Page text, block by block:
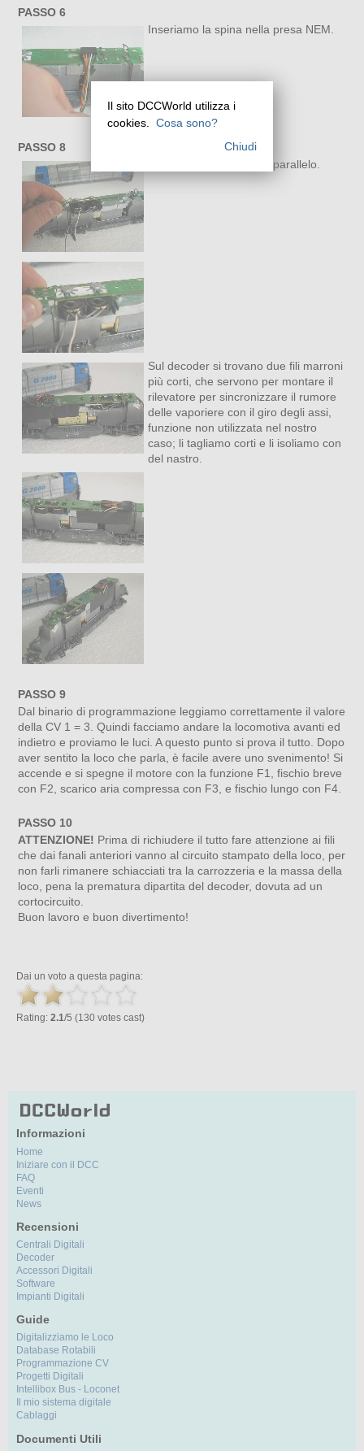
PASSO 6
Inseriamo la spina nella presa NEM.
PASSO 8
Colleghiamo le casse in parallelo.
Sul decoder si trovano due fili marroni
più corti, che servono per montare il
rilevatore per sincronizzare il rumore
delle vaporiere con il giro degli assi,
funzione non utilizzata nel nostro
caso; li tagliamo corti e li isoliamo con
del nastro.
PASSO 9
Dal binario di programmazione leggiamo correttamente il valore
della CV 1 = 3. Quindi facciamo andare la locomotiva avanti ed
indietro e proviamo le luci. A questo punto si prova il tutto. Dopo
aver sentito la loco che parla, è facile avere uno svenimento! Si
accende e si spegne il motore con la funzione F1, fischio breve
con F2, scarico aria compressa con F3, e fischio lungo con F4.
PASSO 10
ATTENZIONE! Prima di richiudere il tutto fare attenzione ai fili
che dai fanali anteriori vanno al circuito stampato della loco, per
non farli rimanere schiacciati tra la carrozzeria e la massa della
loco, pena la prematura dipartita del decoder, dovuta ad un
cortocircuito.
Buon lavoro e buon divertimento!
Dai un voto a questa pagina:
Rating: 2.1/5 (130 votes cast)
Informazioni
Home
Iniziare con il DCC
FAQ
Eventi
News
Recensioni
Centrali Digitali
Decoder
Accessori Digitali
Software
Impianti Digitali
Guide
Digitalizziamo le Loco
Database Rotabili
Programmazione CV
Progetti Digitali
Intellibox Bus - Loconet
Il mio sistema digitale
Cablaggi
Documenti Utili
Il sito DCCWorld utilizza i
cookies.
Cosa sono?
Chiudi